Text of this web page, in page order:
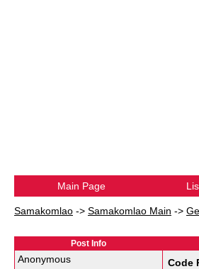
Main Page
Samakomlao -> Samakomlao Main ->
Post Info
Anonymous Code